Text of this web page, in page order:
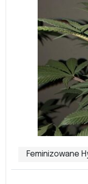
Feminizowane